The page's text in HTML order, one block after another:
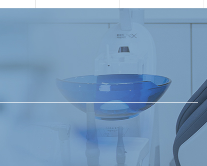
· 디지털 장비 & 소독 관리
· 증상별 치료
· 교정과연관된치료